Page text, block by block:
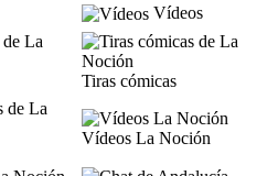
Vídeos
Tiras cómicas
Vídeos La Noción